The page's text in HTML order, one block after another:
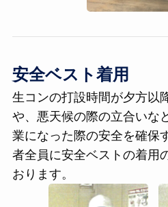
安全ベスト着用
生コンの打設時間が夕方以
や、悪天候の際の立合いな
業になった際の安全を確保
者全員に安全ベストの着用
おります。